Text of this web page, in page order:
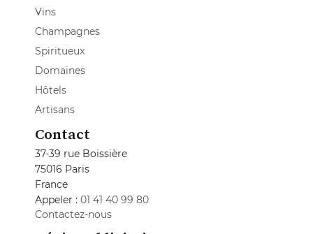
Vins
Champagnes
Spiritueux
Domaines
Hôtels
Artisans
Contact
37-39 rue Boissière
75016 Paris
France
Appeler : 01 41 40 99 80
Contactez-nous